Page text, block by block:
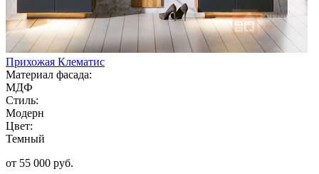
Прихожая Клематис
Материал фасада:
МДФ
Стиль:
Модерн
Цвет:
Темный
от 55 000 руб.